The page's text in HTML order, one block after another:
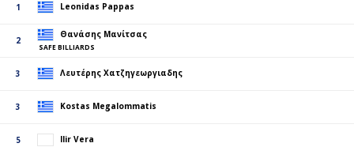
1 Leonidas Pappas
2
Θανάσης Μανίτσας
SAFE BILLIARDS
3 Λευτέρης Χατζηγεωργιαδης
3 Kostas Megalommatis
5 Ilir Vera